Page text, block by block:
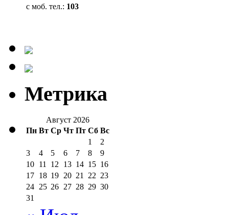
с моб. тел.: 103
Метрика
Август 2026
Пн Вт Ср Чт Пт Сб Вс
1
2
3
4 5 6 7 8
9
10 11 12 13 14 15 16
17 18 19 20 21 22 23
24 25 26 27 28 29 30
31